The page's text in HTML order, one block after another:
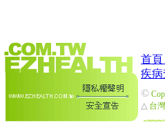
首頁
疾病
©
△ 台